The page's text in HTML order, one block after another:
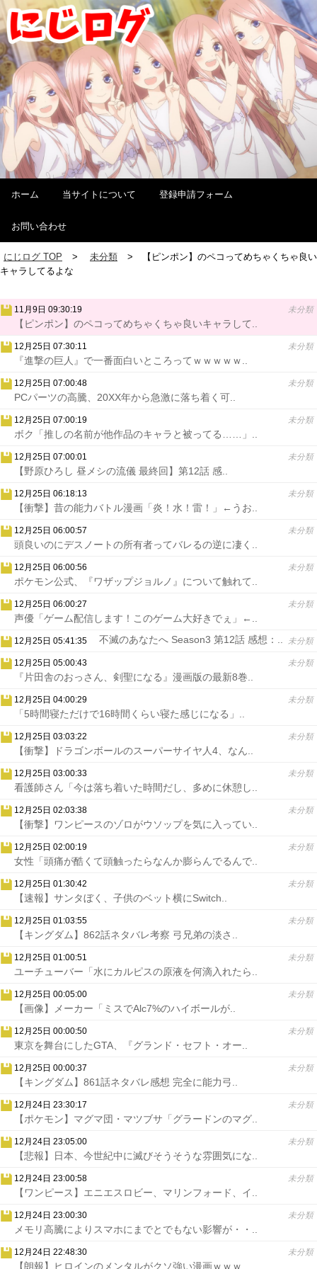
ホーム 当サイトについて 登録申請フォーム
お問い合わせ
にじログ TOP 未分類
【ピンポン】のペコってめちゃくちゃ良い
キャラしてるよな
11月9日 09:30:19 未分類
【ピンポン】のペコってめちゃくちゃ良いキャラして..
12月25日 07:30:11 未分類
『進撃の巨人』で一番面白いところってｗｗｗｗｗ..
12月25日 07:00:48 未分類
PCパーツの高騰、20XX年から急激に落ち着く可..
12月25日 07:00:19 未分類
ボク「推しの名前が他作品のキャラと被ってる……」..
12月25日 07:00:01 未分類
【野原ひろし 昼メシの流儀 最終回】第12話 感..
12月25日 06:18:13 未分類
【衝撃】昔の能力バトル漫画「炎！水！雷！」←うお..
12月25日 06:00:57 未分類
頭良いのにデスノートの所有者ってバレるの逆に凄く..
12月25日 06:00:56 未分類
ポケモン公式、『ワザップジョルノ』について触れて..
12月25日 06:00:27 未分類
声優「ゲーム配信します！このゲーム大好きでぇ」←..
12月25日 05:41:35 未分類
不滅のあなたへ Season3 第12話 感想：..
12月25日 05:00:43 未分類
『片田舎のおっさん、剣聖になる』漫画版の最新8巻..
12月25日 04:00:29 未分類
「5時間寝ただけで16時間くらい寝た感じになる」..
12月25日 03:03:22 未分類
【衝撃】ドラゴンボールのスーパーサイヤ人4、なん..
12月25日 03:00:33 未分類
看護師さん「今は落ち着いた時間だし、多めに休憩し..
12月25日 02:03:38 未分類
【衝撃】ワンピースのゾロがウソップを気に入ってい..
12月25日 02:00:19 未分類
女性「頭痛が酷くて頭触ったらなんか膨らんでるんで..
12月25日 01:30:42 未分類
【速報】サンタぼく、子供のベット横にSwitch..
12月25日 01:03:55 未分類
【キングダム】862話ネタバレ考察 弓兄弟の淡さ..
12月25日 01:00:51 未分類
ユーチューバー「水にカルピスの原液を何滴入れたら..
12月25日 00:05:00 未分類
【画像】メーカー「ミスでAlc7%のハイボールが..
12月25日 00:00:50 未分類
東京を舞台にしたGTA、『グランド・セフト・オー..
12月25日 00:00:37 未分類
【キングダム】861話ネタバレ感想 完全に能力弓..
12月24日 23:30:17 未分類
【ポケモン】マグマ団・マツブサ「グラードンのマグ..
12月24日 23:05:00 未分類
【悲報】日本、今世紀中に滅びそうそうな雰囲気にな..
12月24日 23:00:58 未分類
【ワンピース】エニエスロビー、マリンフォード、イ..
12月24日 23:00:30 未分類
メモリ高騰によりスマホにまでとでもない影響が・・..
12月24日 22:48:30 未分類
【朗報】ヒロインのメンタルがクソ強い漫画ｗｗｗ..